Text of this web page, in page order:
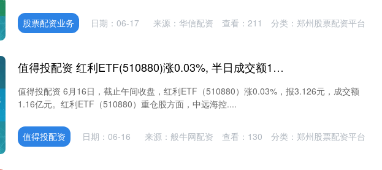
股票配资业务 日期：06-17 来源：华信配资 查看： 211 分类： 郑州股票配资平台
值得投配资 红利ETF(510880)涨0.03%, 半日成交额1.16亿元
值得投配资 6月16日，截止午间收盘，红利ETF（510880）涨0.03%，报3.126元，成交额
1.16亿元。红利ETF（510880）重仓股方面，中远海控....
值得投配资 日期：06-16 来源：般牛网配资 查看： 130 分类： 郑州股票配资平台